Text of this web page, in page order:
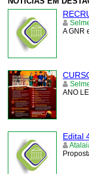
A GNR
ANO
Edital